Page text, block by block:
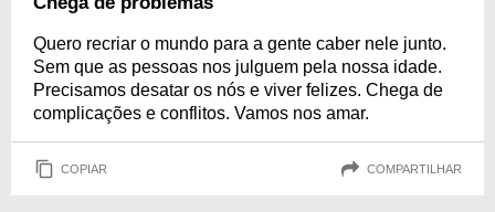
Quero recriar o mundo para a gente caber nele junto.
Sem que as pessoas nos julguem pela nossa idade.
Precisamos desatar os nós e viver felizes. Chega de
complicações e conflitos. Vamos nos amar.
COPIAR COMPARTILHAR